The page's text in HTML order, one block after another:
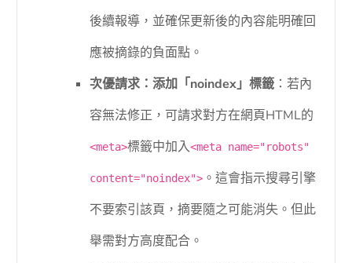
後續報導，並確保更新後的內容能明確回
應被摘錄的負面點。
次優請求：添加「noindex」標籤 ：若內
容無法修正，可請求對方在網頁HTML的
<meta>標籤中加入<meta name="robots"
content="noindex"> 。這會指示搜尋引擎
不要索引該頁，摘要隨之可能消失。但此
舉需對方高度配合。